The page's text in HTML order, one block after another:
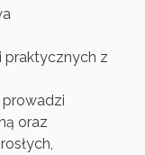
praktycznych z
oraz